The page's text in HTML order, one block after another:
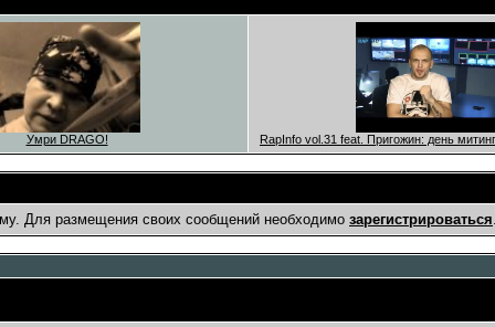
Умри DRAGO! RapInfo vol.31 feat. Пригожин: день
Для размещения своих сообщений необходимо зарегистрироваться